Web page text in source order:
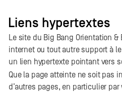
Liens hypertextes
Le site du Big Bang Orientation
internet ou tout autre support à
un lien hypertexte pointant vers
Que la page atteinte ne soit pas
d’autres pages, en particulier par